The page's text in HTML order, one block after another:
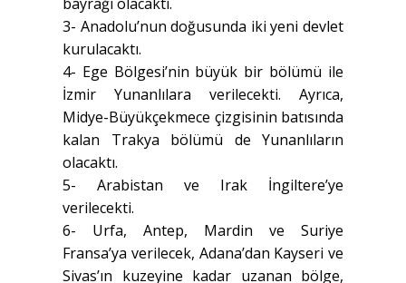
bayrağı olacaktı.
3- Anadolu’nun doğusunda iki yeni devlet
kurulacaktı.
4- Ege Bölgesi’nin büyük bir bölümü ile
İzmir Yunanlılara verilecekti. Ayrıca,
Midye-Büyükçekmece çizgisinin batısında
kalan Trakya bölümü de Yunanlıların
olacaktı.
5- Arabistan ve Irak İngiltere’ye
verilecekti.
6- Urfa, Antep, Mardin ve Suriye
Fransa’ya verilecek, Adana’dan Kayseri ve
Sivas’ın kuzeyine kadar uzanan bölge,